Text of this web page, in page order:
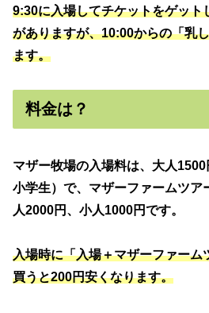
9:30に入場してチケットをゲット
がありますが、10:00からの「乳
ます。
料金は？
マザー牧場の入場料は、大人
小学生）で、マザーファームツア
人2000円、小人1000円です。
入場時に「入場＋マザーファーム
買うと200円安くなります。